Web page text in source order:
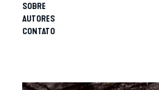
SOBRE
AUTORES
CONTATO